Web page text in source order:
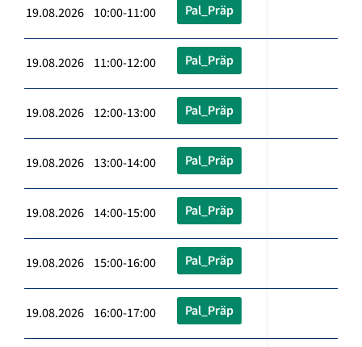
19.08.2026 10:00-11:00 Pal_Präp
19.08.2026 11:00-12:00 Pal_Präp
19.08.2026 12:00-13:00 Pal_Präp
19.08.2026 13:00-14:00 Pal_Präp
19.08.2026 14:00-15:00 Pal_Präp
19.08.2026 15:00-16:00 Pal_Präp
19.08.2026 16:00-17:00 Pal_Präp